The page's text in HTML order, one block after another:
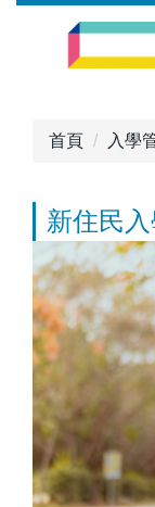
首頁 入學
新住民